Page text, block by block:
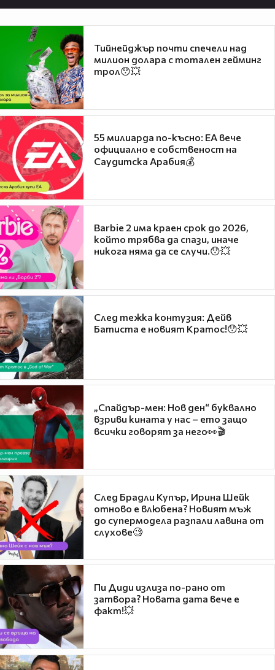
Тийнейджър почти спечели над
милион долара с тотален гейминг
трол😯💥
55 милиарда по-късно: EA вече
официално е собственост на
Саудитска Арабия💰
Barbie 2 има краен срок до 2026,
който трябва да спази, иначе
никога няма да се случи.😯💥
След тежка контузия: Дейв
Батиста е новият Кратос!😯💥
„Спайдър-мен: Нов ден“ буквално
взриви кината у нас – ето защо
всички говорят за него👀🎬
След Брадли Купър, Ирина Шейк
отново е влюбена? Новият мъж
до супермодела разпали лавина от
слухове🧐
Пи Диди излиза по-рано от
затвора? Новата дата вече е
факт!💥